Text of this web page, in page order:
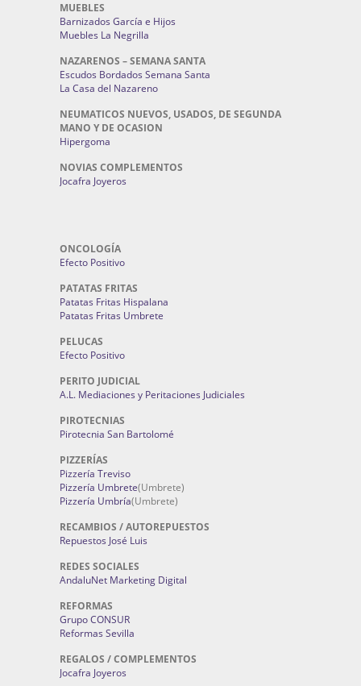
MUEBLES
Barnizados García e Hijos
Muebles La Negrilla
NAZARENOS – SEMANA SANTA
Escudos Bordados Semana Santa
La Casa del Nazareno
NEUMATICOS NUEVOS, USADOS, DE SEGUNDA
MANO Y DE OCASION
Hipergoma
NOVIAS COMPLEMENTOS
Jocafra Joyeros
ONCOLOGÍA
Efecto Positivo
PATATAS FRITAS
Patatas Fritas Hispalana
Patatas Fritas Umbrete
PELUCAS
Efecto Positivo
PERITO JUDICIAL
A.L. Mediaciones y Peritaciones Judiciales
PIROTECNIAS
Pirotecnia San Bartolomé
PIZZERÍAS
Pizzería Treviso
Pizzería Umbrete(Umbrete)
Pizzería Umbría(Umbrete)
RECAMBIOS / AUTOREPUESTOS
Repuestos José Luis
REDES SOCIALES
AndaluNet Marketing Digital
REFORMAS
Grupo CONSUR
Reformas Sevilla
REGALOS / COMPLEMENTOS
Jocafra Joyeros